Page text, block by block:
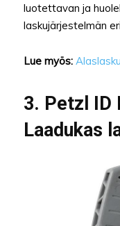
luotettavan ja
laskujärjestelmän
Lue myös:
3. Petzl ID
Laadukas